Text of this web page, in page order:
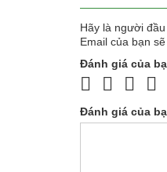
Hãy là người
Email của bạn
Đánh giá của
Đánh giá của